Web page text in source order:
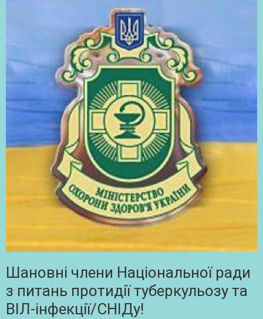
Шановні члени Національної ради
з питань протидії туберкульозу та
ВІЛ-інфекції/СНІДу!